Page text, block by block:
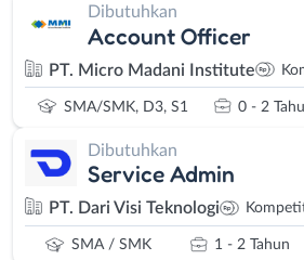
Dibutuhkan
Account Officer
PT. Micro Madani Institute
SMA/SMK, D3, S1 0 - 2
Dibutuhkan
Service Admin
PT. Dari Visi Teknologi
SMA / SMK 1 - 2 Tahun